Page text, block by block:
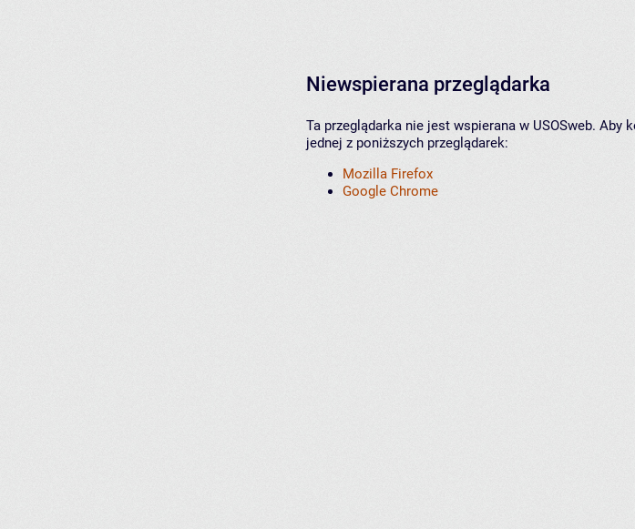
Niewspierana przeglądarka
Ta przeglądarka nie jest wspierana w USOSweb.
jednej z poniższych przeglądarek:
Mozilla Firefox
Google Chrome